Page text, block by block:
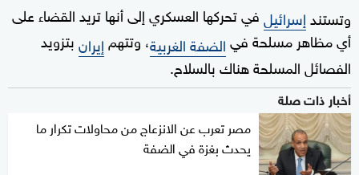
وتستندإسرائيلفي تحركها العسكري إلى أنها تريد القضاء على
أي مظاهر مسلحة فيالضفة الغربية، وتتهم إيرانبتزويد
الفصائل المسلحة هناك بالسلاح.
أخبار ذات صلة
مصر تعرب عن الانزعاج من محاولات تكرار ما
يحدث بغزة في الضفة